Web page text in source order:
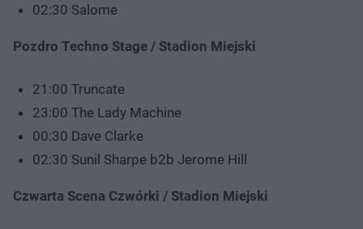
02:30 Salome
Pozdro Techno Stage / Stadion Miejski
21:00 Truncate
23:00 The Lady Machine
00:30 Dave Clarke
02:30 Sunil Sharpe b2b Jerome Hill
Czwarta Scena Czwórki / Stadion Miejski